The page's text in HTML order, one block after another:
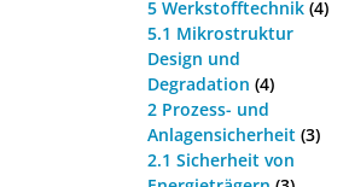
5 Werkstofftechnik (4)
5.1 Mikrostruktur
Design und
Degradation (4)
2 Prozess- und
Anlagensicherheit (3)
2.1 Sicherheit von